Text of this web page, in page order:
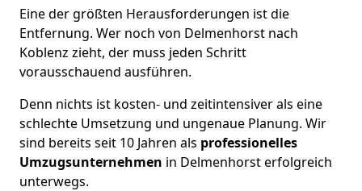
Eine der größten Herausforderungen ist die
Entfernung. Wer noch von Delmenhorst nach
Koblenz zieht, der muss jeden Schritt
vorausschauend ausführen.
Denn nichts ist kosten- und zeitintensiver als eine
schlechte Umsetzung und ungenaue Planung. Wir
sind bereits seit 10 Jahren als professionelles
Umzugsunternehmen in Delmenhorst erfolgreich
unterwegs.